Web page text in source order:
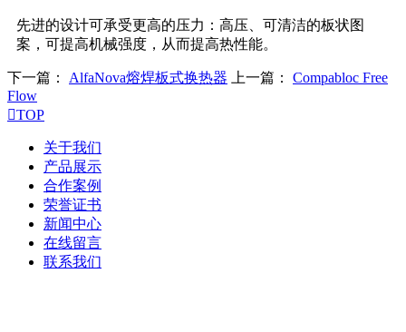
先进的设计可承受更高的压力：高压、可清洁的板状图
案，可提高机械强度，从而提高热性能。
下一篇： AlfaNova熔焊板式换热器 上一篇： Compabloc Free
Flow
TOP
关于我们
产品展示
合作案例
荣誉证书
新闻中心
在线留言
联系我们